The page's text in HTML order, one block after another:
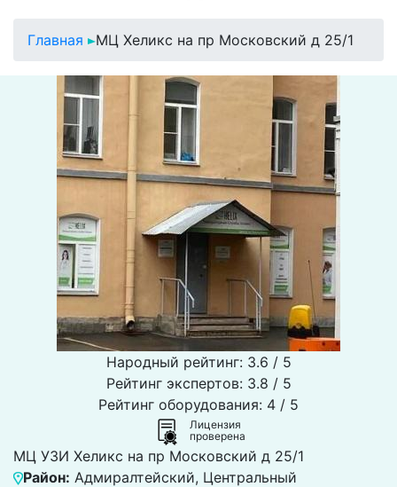
Главная МЦ Хеликс на пр Московский д 25/1
Народный рейтинг: 3.6 / 5
Рейтинг экспертов: 3.8 / 5
Рейтинг оборудования: 4 / 5
Лицензия
проверена
МЦ УЗИ Хеликс на пр Московский д 25/1
Район: Адмиралтейский, Центральный